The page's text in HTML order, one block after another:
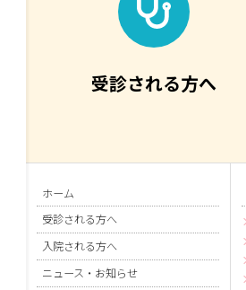
受診される方へ
ホーム
受診される方へ
入院される方へ
ニュース・お知らせ